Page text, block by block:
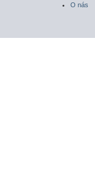
O nás